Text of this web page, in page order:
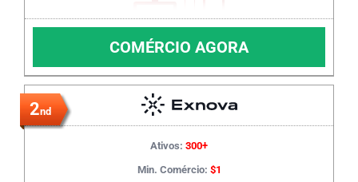
COMÉRCIO AGORA
2nd
Ativos: 300+
Min. Comércio: $1